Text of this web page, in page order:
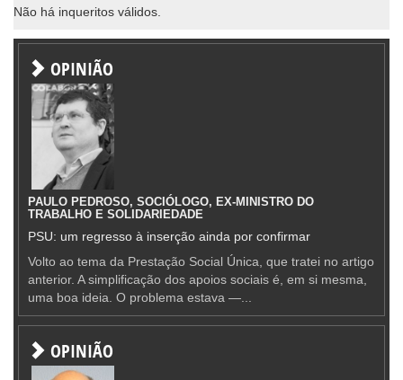
Não há inqueritos válidos.
OPINIÃO
PAULO PEDROSO, SOCIÓLOGO, EX-MINISTRO DO
TRABALHO E SOLIDARIEDADE
PSU: um regresso à inserção ainda por confirmar
Volto ao tema da Prestação Social Única, que tratei no artigo
anterior. A simplificação dos apoios sociais é, em si mesma,
uma boa ideia. O problema estava —...
OPINIÃO